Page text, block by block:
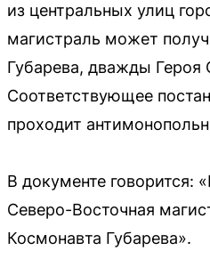
из центральных улиц
магистраль может
Губарева, дважды Героя
Соответствующее
проходит
В документе говорится:
Северо-Восточная
Космонавта Губарева».